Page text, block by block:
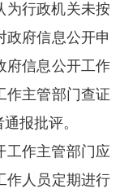
为行政机关未按
政府信息公开申
府信息公开工作
作主管部门查证
报批评。
作主管部门应
作人员定期进行